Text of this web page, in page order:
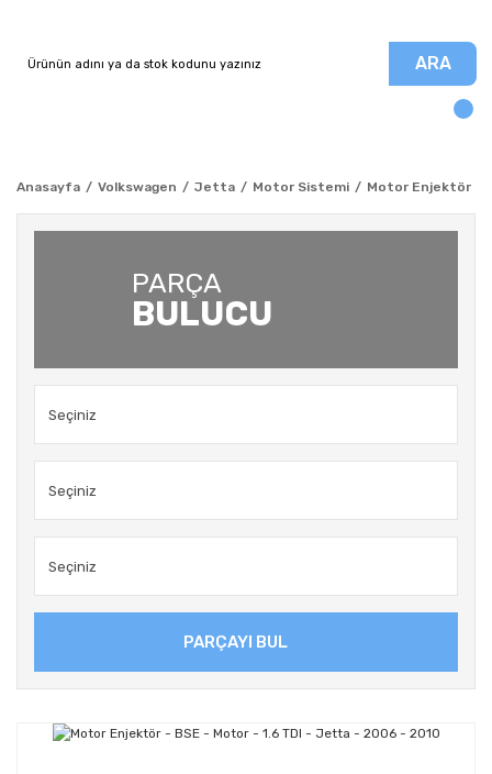
ARA
Anasayfa Volkswagen Jetta Motor Sistemi Motor Enjektör -
PARÇA
BULUCU
PARÇAYI BUL